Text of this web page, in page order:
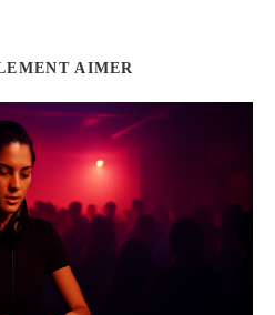
AIMER